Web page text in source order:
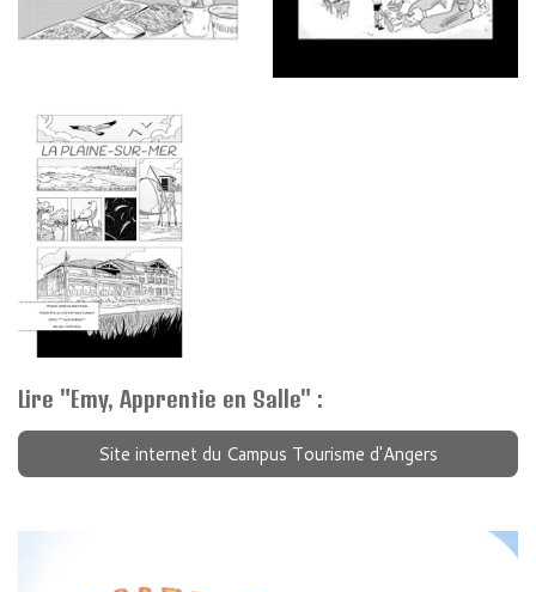
Lire "Emy, Apprentie en Salle" :
Site internet du Campus Tourisme d'Angers